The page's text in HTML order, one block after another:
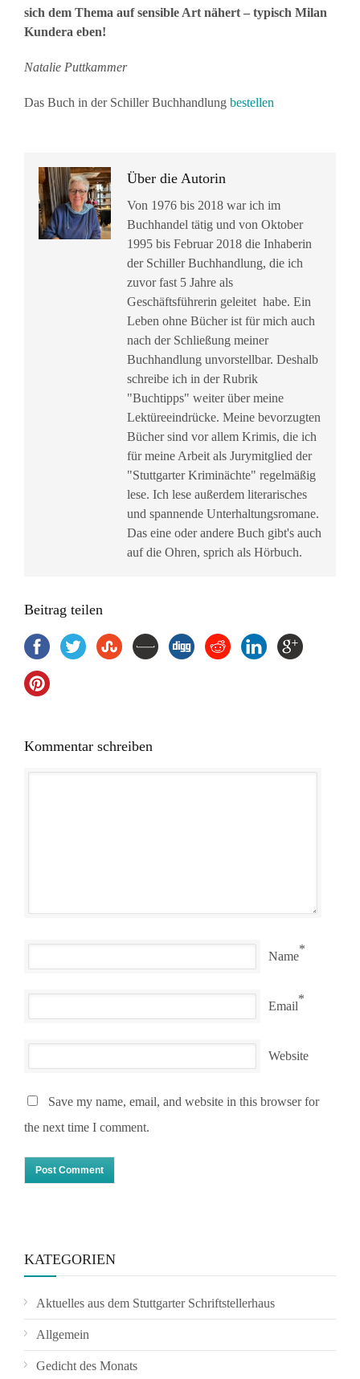
sich dem Thema auf sensible Art nähert – typisch Milan
Kundera eben!
Natalie Puttkammer
Das Buch in der Schiller Buchhandlung bestellen
Über die Autorin
Von 1976 bis 2018 war ich im
Buchhandel tätig und von Oktober
1995 bis Februar 2018 die Inhaberin
der Schiller Buchhandlung, die ich
zuvor fast 5 Jahre als
Geschäftsführerin geleitet habe. Ein
Leben ohne Bücher ist für mich auch
nach der Schließung meiner
Buchhandlung unvorstellbar. Deshalb
schreibe ich in der Rubrik
"Buchtipps" weiter über meine
Lektüreeindrücke. Meine bevorzugten
Bücher sind vor allem Krimis, die ich
für meine Arbeit als Jurymitglied der
"Stuttgarter Kriminächte" regelmäßig
lese. Ich lese außerdem literarisches
und spannende Unterhaltungsromane.
Das eine oder andere Buch gibt's auch
auf die Ohren, sprich als Hörbuch.
Beitrag teilen
Kommentar schreiben
Name
*
Email
*
Website
Save my name, email, and website in this browser for
the next time I comment.
KATEGORIEN
Aktuelles aus dem Stuttgarter Schriftstellerhaus
Allgemein
Gedicht des Monats